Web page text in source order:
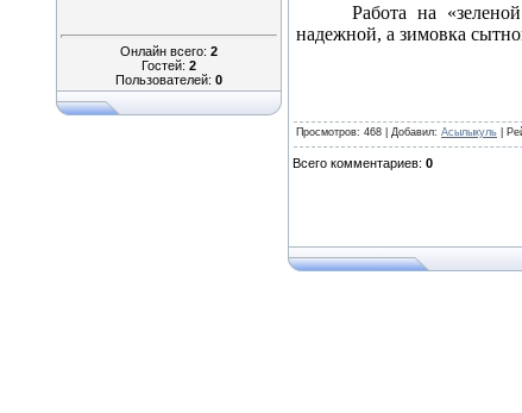
Онлайн всего: 2
Гостей: 2
Пользователей: 0
Работа на
надежной, а зимовка
Просмотров: 468 | Добавил: Асылыкуль
Всего комментариев: 0